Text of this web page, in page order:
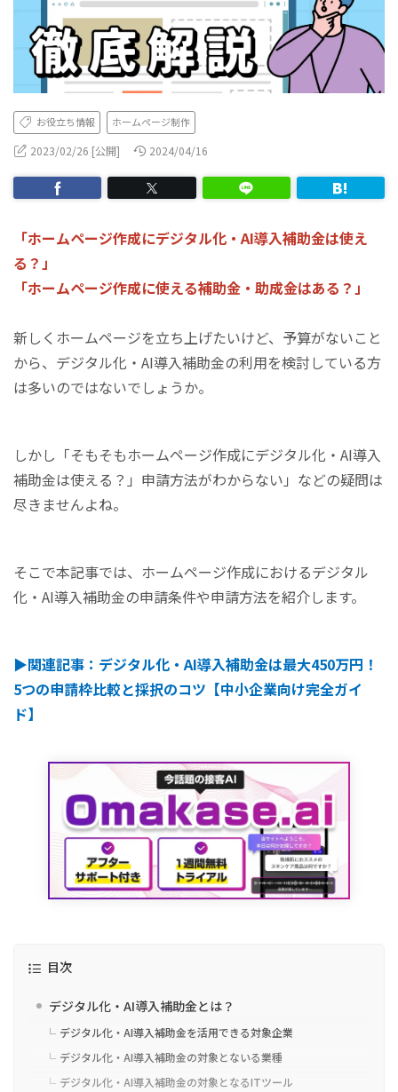
お役立ち情報 ホームページ制作
2023/02/26 [公開] 2024/04/16
「ホームページ作成にデジタル化・AI導入補助金は使え
る？」
「ホームページ作成に使える補助金・助成金はある？」
新しくホームページを立ち上げたいけど、予算がないこと
から、デジタル化・AI導入補助金の利用を検討している方
は多いのではないでしょうか。
しかし「そもそもホームページ作成にデジタル化・AI導入
補助金は使える？」申請方法がわからない」などの疑問は
尽きませんよね。
そこで本記事では、ホームページ作成におけるデジタル
化・AI導入補助金の申請条件や申請方法を紹介します。
▶関連記事：デジタル化・AI導入補助金は最大450万円！
5つの申請枠比較と採択のコツ【中小企業向け完全ガイ
ド】
目次
デジタル化・AI導入補助金とは？
デジタル化・AI導入補助金を活用できる対象企業
デジタル化・AI導入補助金の対象とないる業種
デジタル化・AI導入補助金の対象となるITツール